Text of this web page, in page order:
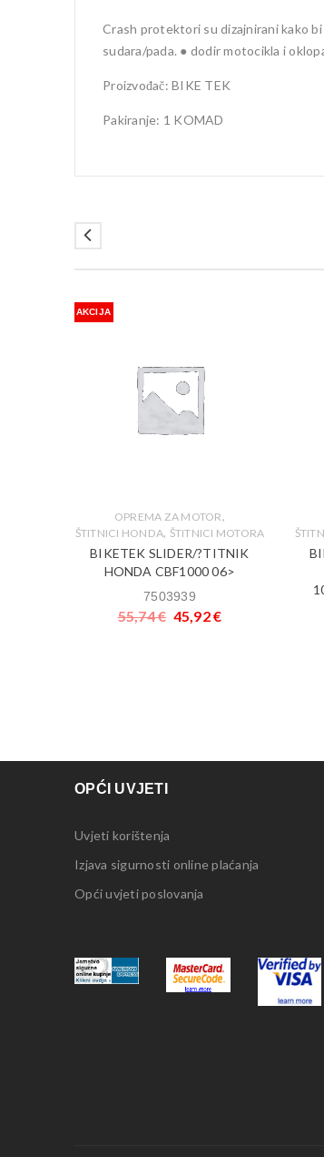
Crash protektori su dizajnirani kako
sudara/pada. ● dodir motocikla i
Proizvođač: BIKE TEK
Pakiranje: 1 KOMAD
AKCIJA
OPREMA ZA MOTOR,
ŠTITNICI HONDA, ŠTITNICI MOTORA
BIKETEK SLIDER/?TITNIK
HONDA CBF1000 06>
7503939
55,74€ 45,92€
OPĆI UVJETI
Uvjeti korištenja
Izjava sigurnosti online plaćanja
Opći uvjeti poslovanja